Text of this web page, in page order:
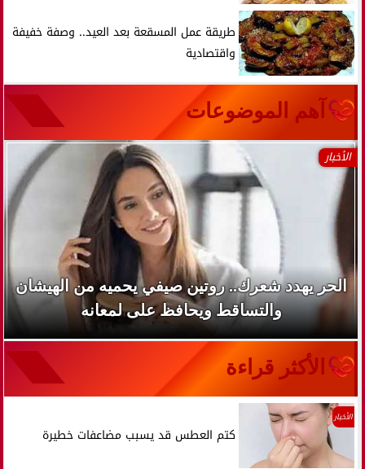
طريقة عمل المسقعة بعد العيد.. وصفة خفيفة
واقتصادية
آهم الموضوعات
الأخبار
الحر يهدد شعرك.. روتين صيفي يحميه من الهيشان
والتساقط ويحافظ على لمعانه
الأكثر قراءة
الأخبار
كتم العطس قد يسبب مضاعفات خطيرة